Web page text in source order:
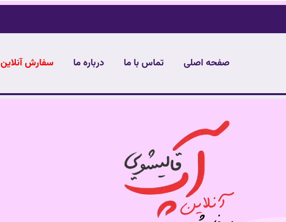
صفحه اصلی تماس با ما درباره ما سفارش آنلاین